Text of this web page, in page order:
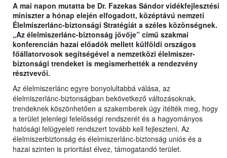
A mai napon mutatta be Dr. Fazekas Sándor vidékfejlesztési
miniszter a hónap elején elfogadott, középtávú nemzeti
Élelmiszerlánc-biztonsági Stratégiát a széles közönségnek.
„Az élelmiszerlánc-biztonság jövője” című szakmai
konferencián hazai előadók mellett külföldi országos
főállatorvosok segítségével a nemzetközi élelmiszer-
biztonsági trendeket is megismerhették a rendezvény
résztvevői.
Az élelmiszerlánc egyre bonyolultabbá válása, az
élelmiszerlánc-biztonságban bekövetkező változásoknak,
trendeknek köszönhetően a szakemberek úgy ítélték meg, hogy
a terület jelenlegi felelősségi rendszerét és a hagyományos
hatósági felügyeleti rendszert tovább kell fejleszteni. Az
élelmiszerbiztonság és élelmiszerlánc-biztonság uniós és a
hazai szinten is prioritást élvez, támogatandó terület.